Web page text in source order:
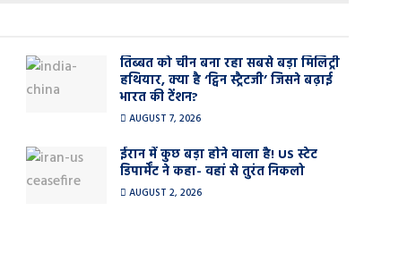
तिब्बत को चीन बना रहा सबसे बड़ा मिलिट्री
हथियार, क्या है ‘ट्विन स्ट्रैटजी’ जिसने बढ़ाई
भारत की टेंशन?
AUGUST 7, 2026
ईरान में कुछ बड़ा होने वाला है! US स्टेट
डिपार्मेंट ने कहा- वहां से तुरंत निकलो
AUGUST 2, 2026